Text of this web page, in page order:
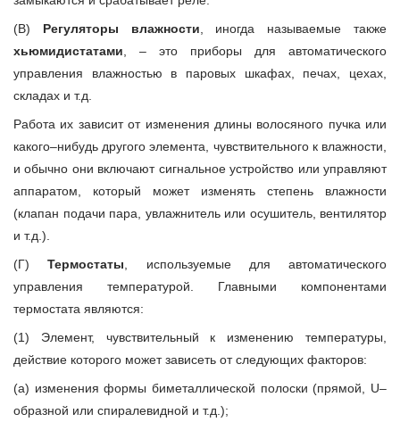
(В) Регуляторы влажности , иногда называемые также
хьюмидистатами , – это приборы для автоматического
управления влажностью в паровых шкафах, печах, цехах,
складах и т.д.
Работа их зависит от изменения длины волосяного пучка или
какого–нибудь другого элемента, чувствительного к влажности,
и обычно они включают сигнальное устройство или управляют
аппаратом, который может изменять степень влажности
(клапан подачи пара, увлажнитель или осушитель, вентилятор
и т.д.).
(Г)Термостаты , используемые для автоматического
управления температурой. Главными компонентами
термостата являются:
(1) Элемент, чувствительный к изменению температуры,
действие которого может зависеть от следующих факторов:
(а) изменения формы биметаллической полоски (прямой, U–
образной или спиралевидной и т.д.);